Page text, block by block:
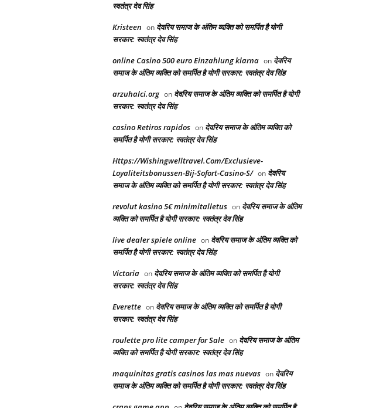
स्वतंत्र देव सिंह
Kristeen on देवरिय समाज के अंतिम व्यक्ति को समर्पित है योगी
सरकार: स्वतंत्र देव सिंह
online Casino 500 euro Einzahlung klarna on देवरिय
समाज के अंतिम व्यक्ति को समर्पित है योगी सरकार: स्वतंत्र देव सिंह
arzuhalci.org on देवरिय समाज के अंतिम व्यक्ति को समर्पित है योगी
सरकार: स्वतंत्र देव सिंह
casino Retiros rapidos on देवरिय समाज के अंतिम व्यक्ति को
समर्पित है योगी सरकार: स्वतंत्र देव सिंह
Https://Wishingwelltravel.Com/Exclusieve-
Loyaliteitsbonussen-Bij-Sofort-Casino-S/ on देवरिय
समाज के अंतिम व्यक्ति को समर्पित है योगी सरकार: स्वतंत्र देव सिंह
revolut kasino 5€ minimitalletus on देवरिय समाज के अंतिम
व्यक्ति को समर्पित है योगी सरकार: स्वतंत्र देव सिंह
live dealer spiele online on देवरिय समाज के अंतिम व्यक्ति को
समर्पित है योगी सरकार: स्वतंत्र देव सिंह
Victoria on देवरिय समाज के अंतिम व्यक्ति को समर्पित है योगी
सरकार: स्वतंत्र देव सिंह
Everette on देवरिय समाज के अंतिम व्यक्ति को समर्पित है योगी
सरकार: स्वतंत्र देव सिंह
roulette pro lite camper for Sale on देवरिय समाज के अंतिम
व्यक्ति को समर्पित है योगी सरकार: स्वतंत्र देव सिंह
maquinitas gratis casinos las mas nuevas on देवरिय
समाज के अंतिम व्यक्ति को समर्पित है योगी सरकार: स्वतंत्र देव सिंह